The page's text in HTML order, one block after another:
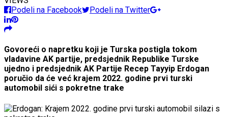
Podeli na Facebook
Podeli na Twitter
Govoreći o napretku koji je Turska postigla tokom
vladavine AK partije, predsjednik Republike Turske
ujedno i predsjednik AK Partije Recep Tayyip Erdogan
poručio da će već krajem 2022. godine prvi turski
automobil sići s pokretne trake